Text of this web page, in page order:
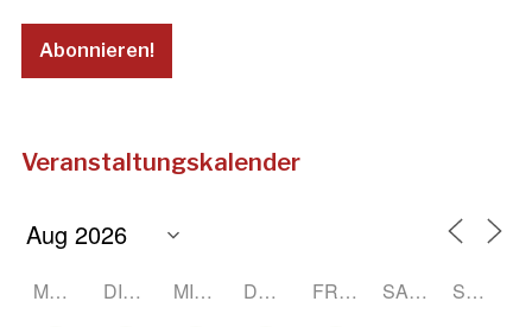
Veranstaltungskalender
MONTAG DIENSTAG MITTWOCH DONNERSTAG FREITAG SAMSTAG SONNTAG